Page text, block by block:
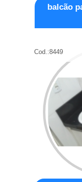
balcão
Cod.:8449